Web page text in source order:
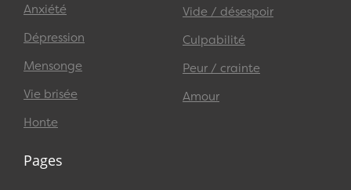
Anxiété
Dépression
Mensonge
Vie brisée
Honte
Vide / désespoir
Culpabilité
Peur / crainte
Amour
Pages